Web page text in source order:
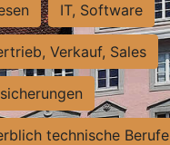
IT, Software
Verkauf, Sales
technische Berufe